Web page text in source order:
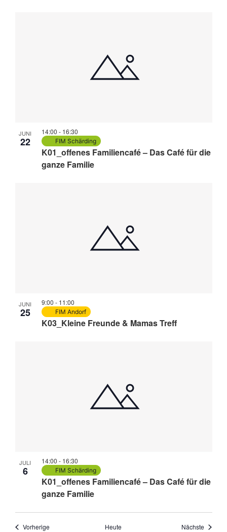
JUNI
22
K01_offenes Familiencafé – Das Café für die
ganze Familie
14:00 - 16:30
FIM Schärding
JUNI
25
K03_Kleine Freunde & Mamas Treff
9:00 - 11:00
FIM Andorf
JULI
6
K01_offenes Familiencafé – Das Café für die
ganze Familie
14:00 - 16:30
FIM Schärding
VorherigeVeranstaltungen Heute Nächste